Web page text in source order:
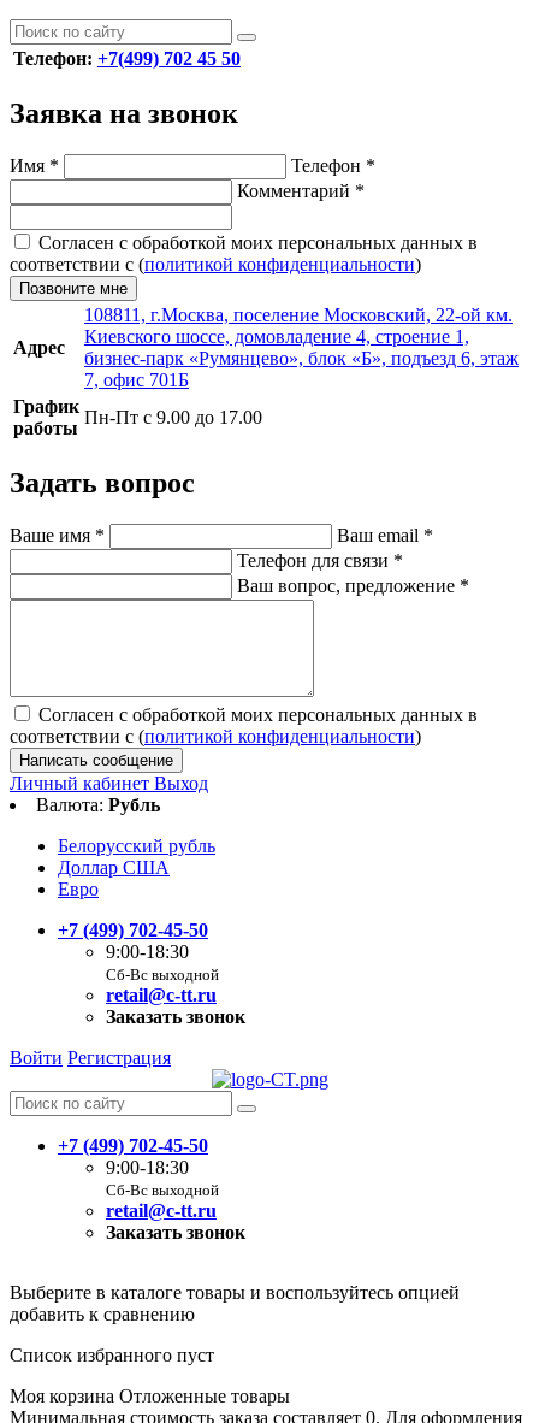
Телефон: +7(499) 702 45 50
Заявка на звонок
Имя * Телефон *
Комментарий *
Согласен с обработкой моих персональных данных в
соответствии с (политикой конфиденциальности)
Позвоните мне
Адрес
108811, г.Москва, поселение Московский, 22-ой км.
Киевского шоссе, домовладение 4, строение 1,
бизнес-парк «Румянцево», блок «Б», подъезд 6, этаж
7, офис 701Б
График
работы
Пн-Пт с 9.00 до 17.00
Задать вопрос
Ваше имя * Ваш email *
Телефон для связи *
Ваш вопрос, предложение *
Согласен с обработкой моих персональных данных в
соответствии с (политикой конфиденциальности)
Написать сообщение
Личный кабинет Выход
Валюта: Рубль
Белорусский рубль
Доллар США
Евро
+7 (499) 702-45-50
9:00-18:30
Сб-Вс выходной
retail@c-tt.ru
Заказать звонок
Войти Регистрация
+7 (499) 702-45-50
9:00-18:30
Сб-Вс выходной
retail@c-tt.ru
Заказать звонок
Выберите в каталоге товары и воспользуйтесь опцией
добавить к сравнению
Список избранного пуст
Моя корзина Отложенные товары
Минимальная стоимость заказа составляет 0. Для оформления